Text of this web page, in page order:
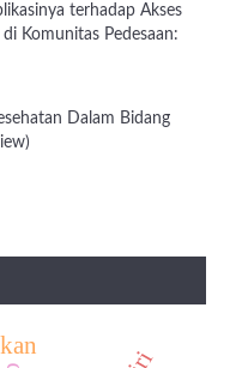
terhadap Akses
Komunitas Pedesaan:
Dalam Bidang